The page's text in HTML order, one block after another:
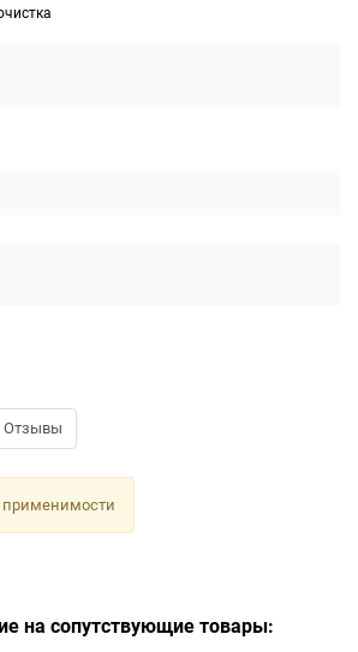
Отзывы
на сопутствующие товары: